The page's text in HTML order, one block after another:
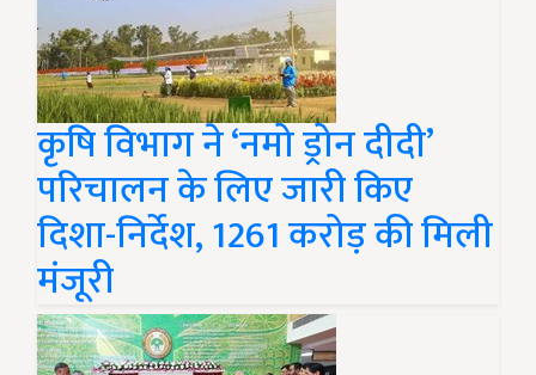
कृषि विभाग ने ‘नमो ड्रोन दीदी’
परिचालन के लिए जारी किए
दिशा-निर्देश, 1261 करोड़ की मिली
मंजूरी